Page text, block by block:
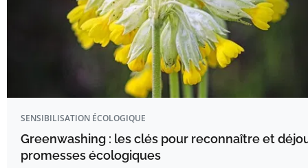
SENSIBILISATION ÉCOLOGIQUE
Greenwashing : les clés pour reconnaître et
promesses écologiques